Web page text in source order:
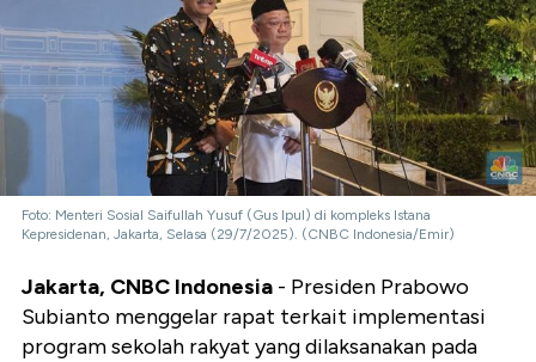
Foto: Menteri Sosial Saifullah Yusuf (Gus Ipul) di kompleks Istana
Kepresidenan, Jakarta, Selasa (29/7/2025). (CNBC Indonesia/Emir)
Jakarta, CNBC Indonesia - Presiden Prabowo
Subianto menggelar rapat terkait implementasi
program sekolah rakyat yang dilaksanakan pada